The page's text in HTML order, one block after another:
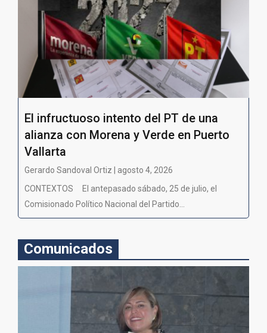
El infructuoso intento del PT de una
alianza con Morena y Verde en Puerto
Vallarta
Gerardo Sandoval Ortiz | agosto 4, 2026
CONTEXTOS El antepasado sábado, 25 de julio, el
Comisionado Político Nacional del Partido...
Comunicados